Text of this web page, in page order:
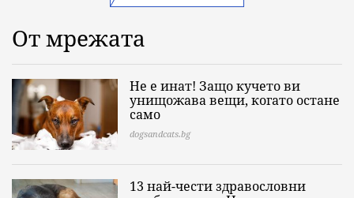
От мрежата
Не е инат! Защо кучето ви
унищожава вещи, когато остане
само
dogsandcats.bg
13 най-чести здравословни